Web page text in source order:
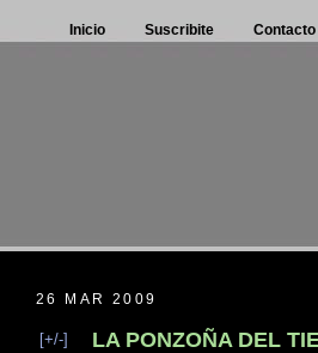
Inicio Suscribite Contacto
26 MAR 2009
[+/-] LA PONZOÑA DEL